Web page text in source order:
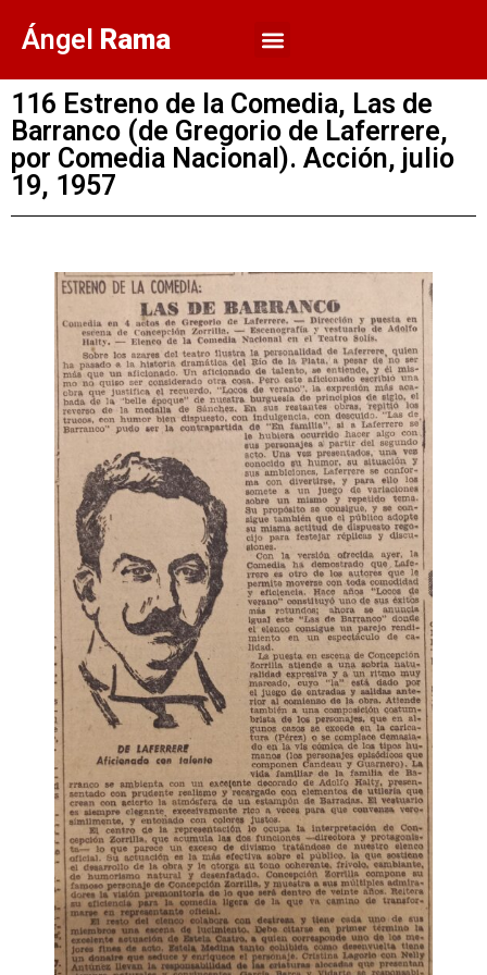
Ángel Rama
116 Estreno de la Comedia, Las de
Barranco (de Gregorio de Laferrere,
por Comedia Nacional). Acción, julio
19, 1957